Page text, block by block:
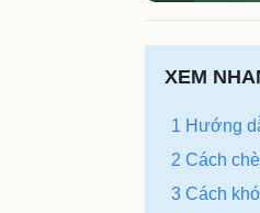
XEM
1 Hướng
2 Cách
3 Cách